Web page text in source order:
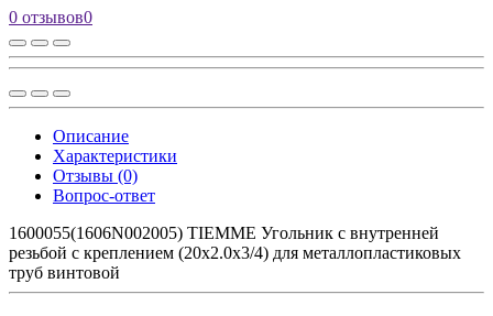
0 отзывов0
Описание
Характеристики
Отзывы (0)
Вопрос-ответ
1600055(1606N002005) TIEMME Угольник с внутренней
резьбой с креплением (20х2.0х3/4) для металлопластиковых
труб винтовой